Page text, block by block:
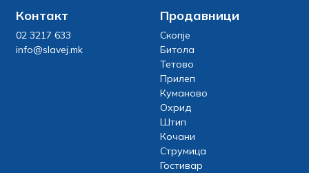
Контакт
02 3217 633
info@slavej.mk
Продавници
Скопје
Битола
Тетово
Прилеп
Куманово
Охрид
Штип
Кочани
Струмица
Гостивар